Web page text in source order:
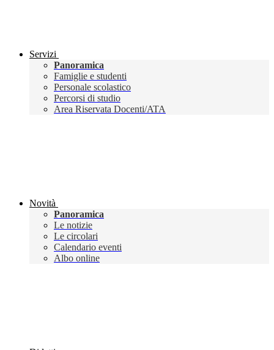
Servizi
Panoramica
Famiglie e studenti
Personale scolastico
Percorsi di studio
Area Riservata Docenti/ATA
Novità
Panoramica
Le notizie
Le circolari
Calendario eventi
Albo online